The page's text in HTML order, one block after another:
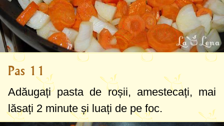
Pas 11
Adăugați pasta de roșii, amestecați, mai
lăsați 2 minute și luați de pe foc.